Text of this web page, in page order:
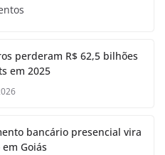
perderam R$ 62,5 bilhões
em 2025
bancário presencial vira
Goiás